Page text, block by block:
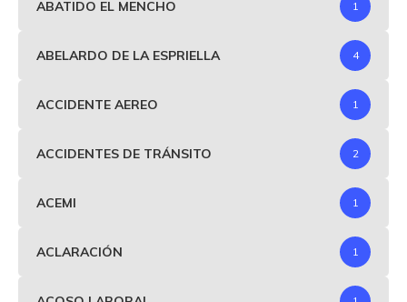
ABATIDO EL MENCHO 1
ABELARDO DE LA ESPRIELLA 4
ACCIDENTE AEREO 1
ACCIDENTES DE TRÁNSITO 2
ACEMI 1
ACLARACIÓN 1